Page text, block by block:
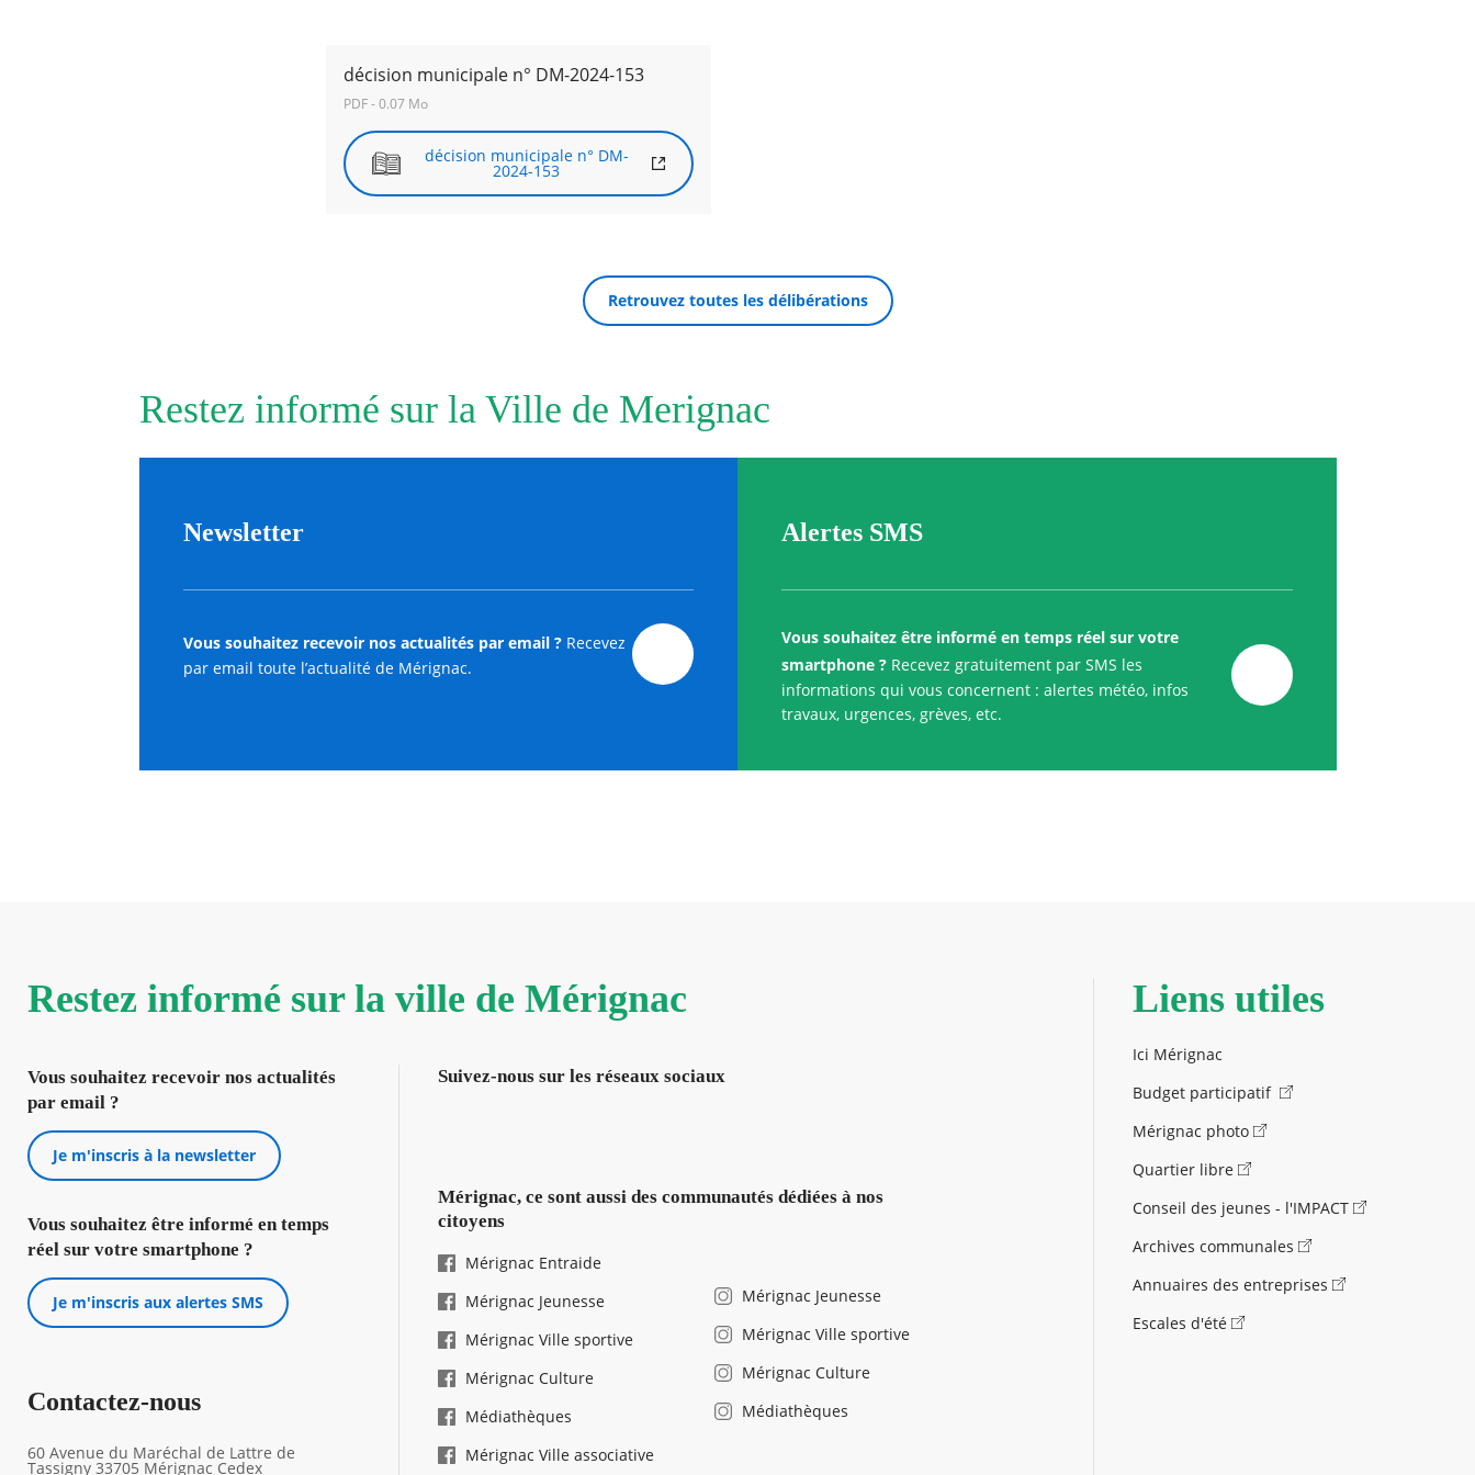
décision municipale n° DM-2024-153
PDF - 0.07 Mo
décision municipale n° DM-
2024-153
Retrouvez toutes les délibérations
Restez informé sur la Ville de Merignac
Newsletter
Vous souhaitez recevoir nos actualités par email ?Recevez
par email toute l’actualité de Mérignac.
Alertes SMS
Vous souhaitez être informé en temps réel sur votre
smartphone ? Recevez gratuitement par SMS les
informations qui vous concernent : alertes météo, infos
travaux, urgences, grèves, etc.
Restez informé sur la ville de Mérignac
Vous souhaitez recevoir nos actualités
par email ?
Je m'inscris à la newsletter
Vous souhaitez être informé en temps
réel sur votre smartphone ?
Je m'inscris aux alertes SMS
Contactez-nous
60 Avenue du Maréchal de Lattre de
Tassigny 33705 Mérignac Cedex
Suivez-nous sur les réseaux sociaux
Mérignac, ce sont aussi des communautés dédiées à nos
citoyens
Mérignac Entraide
Mérignac Jeunesse
Mérignac Ville sportive
Mérignac Culture
Médiathèques
Mérignac Ville associative
Mérignac Jeunesse
Mérignac Ville sportive
Mérignac Culture
Médiathèques
Liens utiles
Ici Mérignac
Budget participatif
Mérignac photo
Quartier libre
Conseil des jeunes - l'IMPACT
Archives communales
Annuaires des entreprises
Escales d'été